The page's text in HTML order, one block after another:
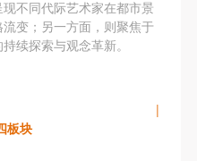
不同代际艺术家在都市景
变；另一方面，则聚焦于
续探索与观念革新。
|
块
主动遵守美术馆活动秩
受到不同程度的损失、
主动遵守美术馆活动秩
受到不同程度的损失、
主动遵守美术馆活动秩
受到不同程度的损失、